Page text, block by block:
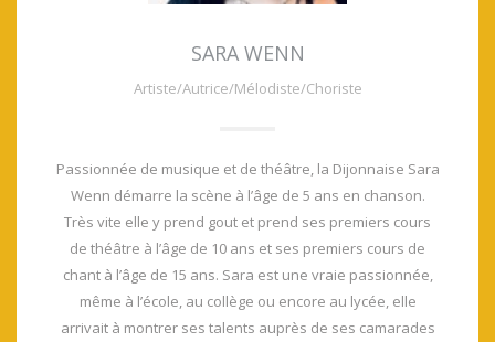
SARA WENN
Artiste/Autrice/Mélodiste/Choriste
Passionnée de musique et de théâtre, la Dijonnaise Sara
Wenn démarre la scène à l’âge de 5 ans en chanson.
Très vite elle y prend gout et prend ses premiers cours
de théâtre à l’âge de 10 ans et ses premiers cours de
chant à l’âge de 15 ans. Sara est une vraie passionnée,
même à l’école, au collège ou encore au lycée, elle
arrivait à montrer ses talents auprès de ses camarades